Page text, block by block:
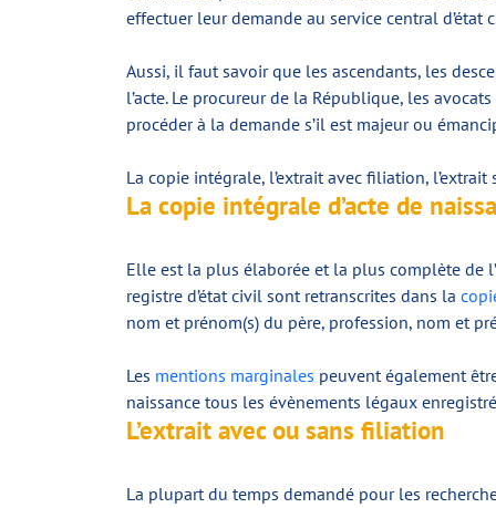
effectuer leur demande au service central d’état
Aussi, il faut savoir que les ascendants, les
l’acte. Le procureur de la République, les
procéder à la demande s’il est majeur ou
La copie intégrale, l’extrait avec filiation,
La copie intégrale d’acte de
Elle est la plus élaborée et la plus complète de
registre d’état civil sont retranscrites dans la
nom et prénom(s) du père, profession, nom et
Les mentions marginales peuvent également
naissance tous les évènements légaux
L’extrait avec ou sans filiation
La plupart du temps demandé pour les